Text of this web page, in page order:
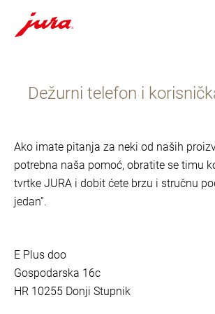
sadržaj
traženje
Dežurni telefon i
Ako imate pitanja za neki od naših
potrebna naša pomoć, obratite se timu
tvrtke JURA i dobit ćete brzu i stručnu
jedan”.
E Plus doo
Gospodarska 16c
HR 10255 Donji Stupnik